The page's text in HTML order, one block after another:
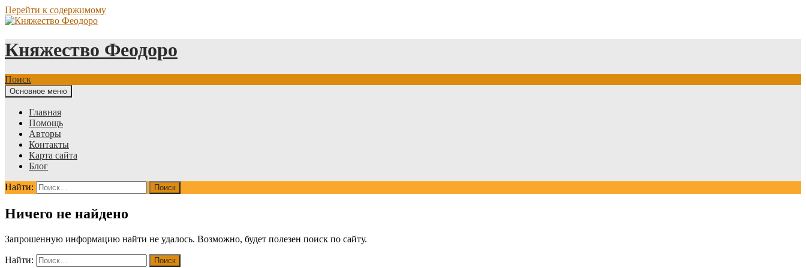
Перейти к содержимому
Княжество Феодоро
Поиск
Основное меню
Главная
Помощь
Авторы
Контакты
Карта сайта
Блог
Найти:
Ничего не найдено
Запрошенную информацию найти не удалось. Возможно, будет полезен поиск по сайту.
Найти: